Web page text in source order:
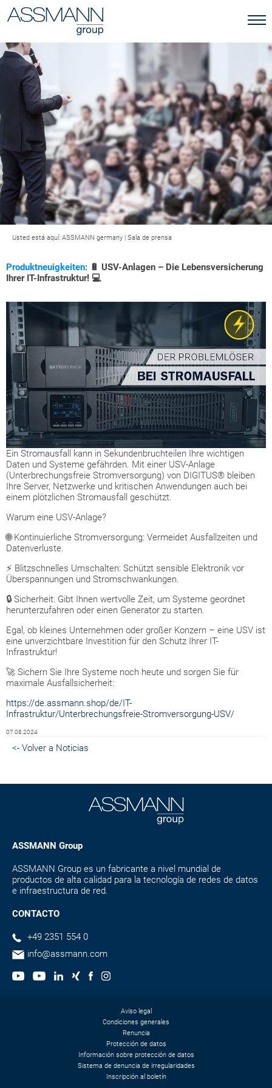
Usted está aquí: ASSMANN germany | Sala de prensa
Produktneuigkeiten: 🔋 USV-Anlagen – Die Lebensversicherung
Ihrer IT-Infrastruktur! 💻
Ein Stromausfall kann in Sekundenbruchteilen Ihre wichtigen
Daten und Systeme gefährden. Mit einer USV-Anlage
(Unterbrechungsfreie Stromversorgung) von DIGITUS® bleiben
Ihre Server, Netzwerke und kritischen Anwendungen auch bei
einem plötzlichen Stromausfall geschützt.
Warum eine USV-Anlage?
🌐 Kontinuierliche Stromversorgung: Vermeidet Ausfallzeiten und
Datenverluste.
⚡ Blitzschnelles Umschalten: Schützt sensible Elektronik vor
Überspannungen und Stromschwankungen.
🔒 Sicherheit: Gibt Ihnen wertvolle Zeit, um Systeme geordnet
herunterzufahren oder einen Generator zu starten.
Egal, ob kleines Unternehmen oder großer Konzern – eine USV ist
eine unverzichtbare Investition für den Schutz Ihrer IT-
Infrastruktur!
🚀 Sichern Sie Ihre Systeme noch heute und sorgen Sie für
maximale Ausfallsicherheit:
https://de.assmann.shop/de/IT-
Infrastruktur/Unterbrechungsfreie-Stromversorgung-USV/
07.08.2024
<- Volver a Noticias
ASSMANN Group
ASSMANN Group es un fabricante a nivel mundial de
productos de alta calidad para la tecnología de redes de datos
e infraestructura de red.
CONTACTO
+49 2351 554 0
info@assmann.com
Aviso legal
Condiciones generales
Renuncia
Protección de datos
Información sobre protección de datos
Sistema de denuncia de irregularidades
Inscripción al boletín